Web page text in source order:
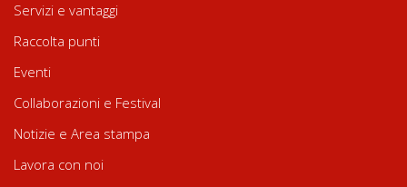
Servizi e vantaggi
Raccolta punti
Eventi
Collaborazioni e Festival
Notizie e Area stampa
Lavora con noi